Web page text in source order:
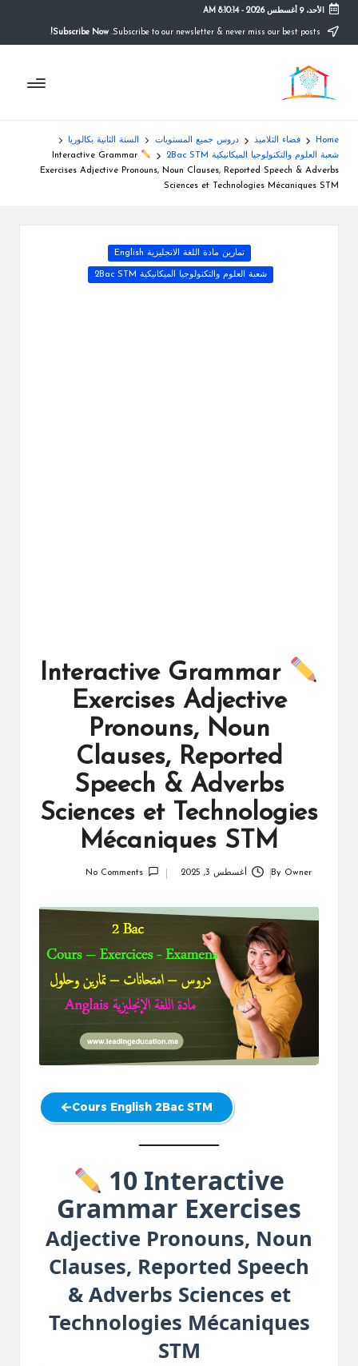
content
الأحد، 9 أغسطس 2026 -
8:10:15 AM
Subscribe Now!
م
و
ق
ع
ال
التعليم
الصريح
Home فضاء التلاميذ دروس جميع المستويات
السنة الثانية بكالوريا
شعبة العلوم والتكنولوجيا الميكانيكية 2Bac STM
Interactive Grammar
Exercises Adjective Pronouns, Noun Clauses, Reported Speech & Adverbs
Sciences et Technologies Mécaniques STM
Posted
in
تمارين مادة اللغة الانجليزية English
شعبة العلوم والتكنولوجيا الميكانيكية 2Bac STM
Interactive Grammar
Exercises Adjective
Pronouns, Noun
Clauses, Reported
Speech & Adverbs
Sciences et Technologies
Mécaniques STM
By Owner أغسطس 3, 2025 No Comments
Cours English 2Bac STM
10 Interactive
Grammar Exercises
Adjective Pronouns, Noun
Clauses, Reported Speech
& Adverbs Sciences et
Technologies Mécaniques
STM